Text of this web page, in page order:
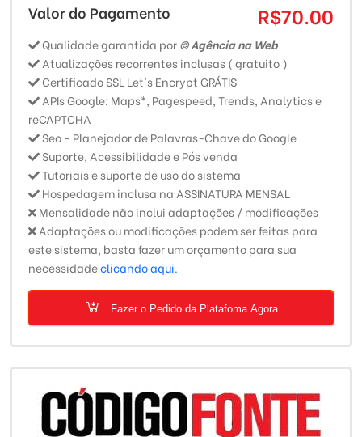
Valor do Pagamento R$70.00
Qualidade garantida por© Agência na Web
Atualizações recorrentes inclusas ( gratuito )
Certificado SSL Let's Encrypt GRÁTIS
APIs Google: Maps*, Pagespeed, Trends, Analytics e
reCAPTCHA
Seo - Planejador de Palavras-Chave do Google
Suporte, Acessibilidade e Pós venda
Tutoriais e suporte de uso do sistema
Hospedagem inclusa na ASSINATURA MENSAL
Mensalidade não inclui adaptações / modificações
Adaptações ou modificações podem ser feitas para
este sistema, basta fazer um orçamento para sua
necessidadeclicando aqui.
Fazer o Pedido da Platafoma Agora